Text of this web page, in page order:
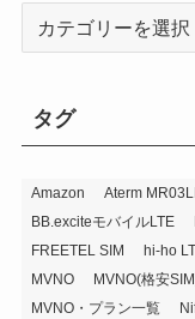
ー
タグ
Amazon Aterm
BB.exciteモバイルLTE
FREETEL SIM
hi-ho
MVNO
MVNO(格安
MVNO・プラン一覧